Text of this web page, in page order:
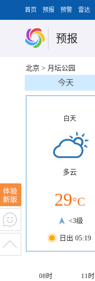
首页 预报 预警 雷达
预报
北京 > 月坛公园
今天
白天
多云
29°C
<3级
日出 05:19
08时 11时